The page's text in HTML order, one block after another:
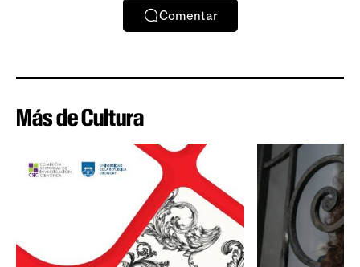
Comentar
Más de Cultura